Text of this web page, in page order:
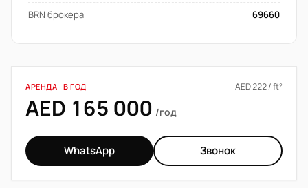
BRN брокера
69660
АРЕНДА · В ГОД AED 222 / ft²
AED 165 000 /год
WhatsApp Звонок